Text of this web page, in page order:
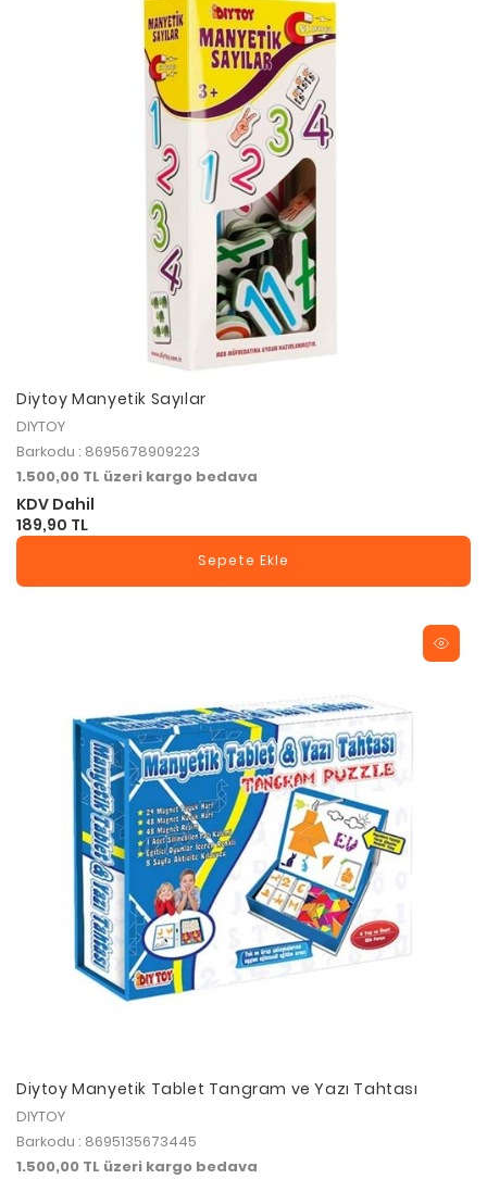
Diytoy Manyetik Sayılar
DIYTOY
Barkodu : 8695678909223
1.500,00 TL üzeri kargo bedava
KDV Dahil
189,90 TL
Sepete Ekle
Diytoy Manyetik Tablet Tangram ve Yazı Tahtası
DIYTOY
Barkodu : 8695135673445
1.500,00 TL üzeri kargo bedava